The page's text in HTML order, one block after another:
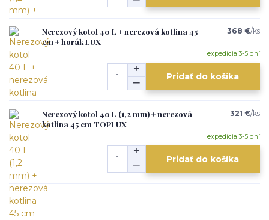
Nerezový kotol 40 L + nerezová kotlina 45
cm + horák LUX
368 €/ks
expedícia 3-5 dní
Pridať do košíka
Nerezový kotol 40 L (1,2 mm) + nerezová
kotlina 45 cm TOPLUX
321 €/ks
expedícia 3-5 dní
Pridať do košíka